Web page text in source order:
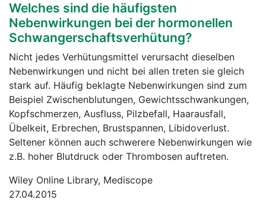
Welches sind die häufigsten
Nebenwirkungen bei der hormonellen
Schwangerschaftsverhütung?
Nicht jedes Verhütungsmittel verursacht dieselben
Nebenwirkungen und nicht bei allen treten sie gleich
stark auf. Häufig beklagte Nebenwirkungen sind zum
Beispiel Zwischenblutungen, Gewichtsschwankungen,
Kopfschmerzen, Ausfluss, Pilzbefall, Haarausfall,
Übelkeit, Erbrechen, Brustspannen, Libidoverlust.
Seltener können auch schwerere Nebenwirkungen wie
z.B. hoher Blutdruck oder Thrombosen auftreten.
Wiley Online Library, Mediscope
27.04.2015